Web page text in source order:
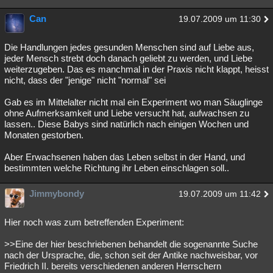
Can 19.07.2009 um 11:30
Die Handlungen jedes gesunden Menschen sind auf Liebe aus,
jeder Mensch strebt doch danach geliebt zu werden, und Liebe
weiterzugeben. Das es manchmal in der Praxis nicht klappt, heisst
nicht, dass der "jenige" nicht "normal" sei
Gab es im Mittelalter nicht mal ein Experiment wo man Säuglinge
ohne Aufmerksamkeit und Liebe versucht hat, aufwachsen zu
lassen.. Diese Babys sind natürlich nach einigen Wochen und
Monaten gestorben.
Aber Erwachsenen haben das Leben selbst in der Hand, und
bestimmten welche Richtung ihr Leben einschlagen soll..
Jimmybondy 19.07.2009 um 11:42
Hier noch was zum betreffenden Experiment:
>>Eine der hier beschriebenen behandelt die sogenannte Suche
nach der Ursprache, die, schon seit der Antike nachweisbar, vor
Friedrich II. bereits verschiedenen anderen Herrschern